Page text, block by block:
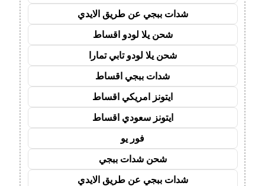
شدات ببجي عن طريق الايدي
شحن يلا لودو اقساط
شحن يلا لودو تابي تمارا
شدات ببجي اقساط
ايتونز امريكي اقساط
ايتونز سعودي اقساط
فور يو
شحن شدات ببجي
شدات ببجي عن طريق الايدي